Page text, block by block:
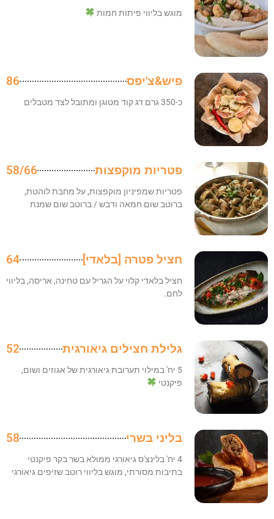
מוגש בליווי פיתות חמות
פיש&צ'יפס 86
כ-350 גרם דג קוד מטוגן ומתובל לצד מטבלים
פטריות מוקפצות 58/66
פטריות שמפיניון מוקפצות, על מחבת לוהטת,
ברוטב שום חמאה ודבש / ברוטב שום שמנת
חציל פטרה [בלאדי] 64
חציל בלאדי קלוי על הגריל עם טחינה, אריסה, בליווי
לחם.
גלילת חצילים גיאורגית 52
5 יח' במילוי תערובת גיאורגית של אגוזים ושום,
פיקנטי
בליני בשרי 58
4 יח' בלינצ'ס גיאורגי ממולא בשר בקר פיקנטי
בתיבות מסורתי, מוגש בליווי רוטב שזיפים גיאורגי